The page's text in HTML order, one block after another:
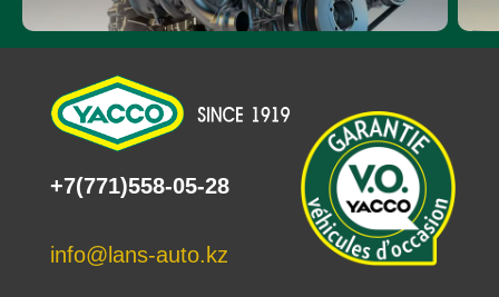
+7(771)558-05-28
info@lans-auto.kz